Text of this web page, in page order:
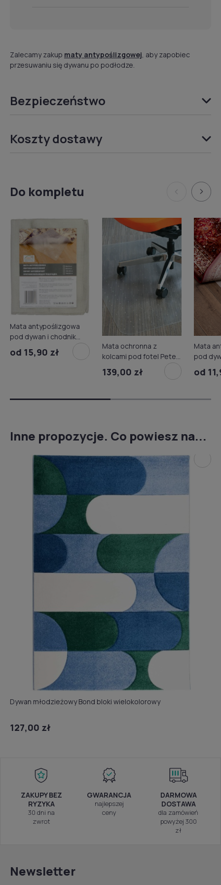
Zalecamy zakup maty antypoślizgowej, aby zapobiec
przesuwaniu się dywanu po podłodze.
Bezpieczeństwo
Koszty dostawy
Do kompletu
Mata antypoślizgowa
pod dywan i chodnik
szt.
od 15,90 zł
Mata ochronna z
kolcami pod fotel Petex
Plus 90x120 cm
139,00 zł
Mata
pod
rolce
od
Inne propozycje. Co powiesz na...
Dywan młodzieżowy Bond bloki wielokolorowy
127,00 zł
ZAKUPY BEZ
RYZYKA
30 dni na
zwrot
GWARANCJA
najlepszej
ceny
DARMOWA
DOSTAWA
dla zamówień
powyżej 300
zł
Newsletter